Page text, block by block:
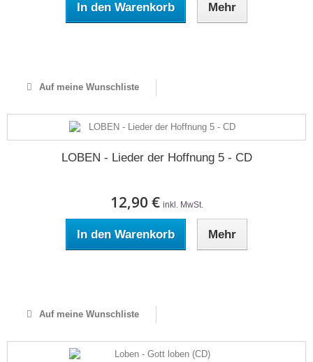
In den Warenkorb Mehr
Auf meine Wunschliste
LOBEN - Lieder der Hoffnung 5 - CD
12,90 € inkl. MwSt.
In den Warenkorb Mehr
Auf meine Wunschliste